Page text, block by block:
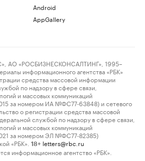
Android
AppGallery
АО «РОСБИЗНЕСКОНСАЛТИНГ», 1995–
информационного агентства «РБК»
средства массовой информации
по надзору в сфере связи,
и массовых коммуникаций
за номером ИА №ФС77-63848) и сетевого
о регистрации средства массовой
службой по надзору в сфере связи,
и массовых коммуникаций
за номером ЭЛ №ФС77-82385)
«РБК».
18+ letters@rbc.ru
информационное агентство «РБК».